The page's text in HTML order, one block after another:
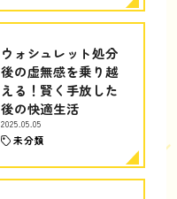
ウォシュレット処分
後の虚無感を乗り越
える！賢く手放した
後の快適生活
2025.05.05
未分類